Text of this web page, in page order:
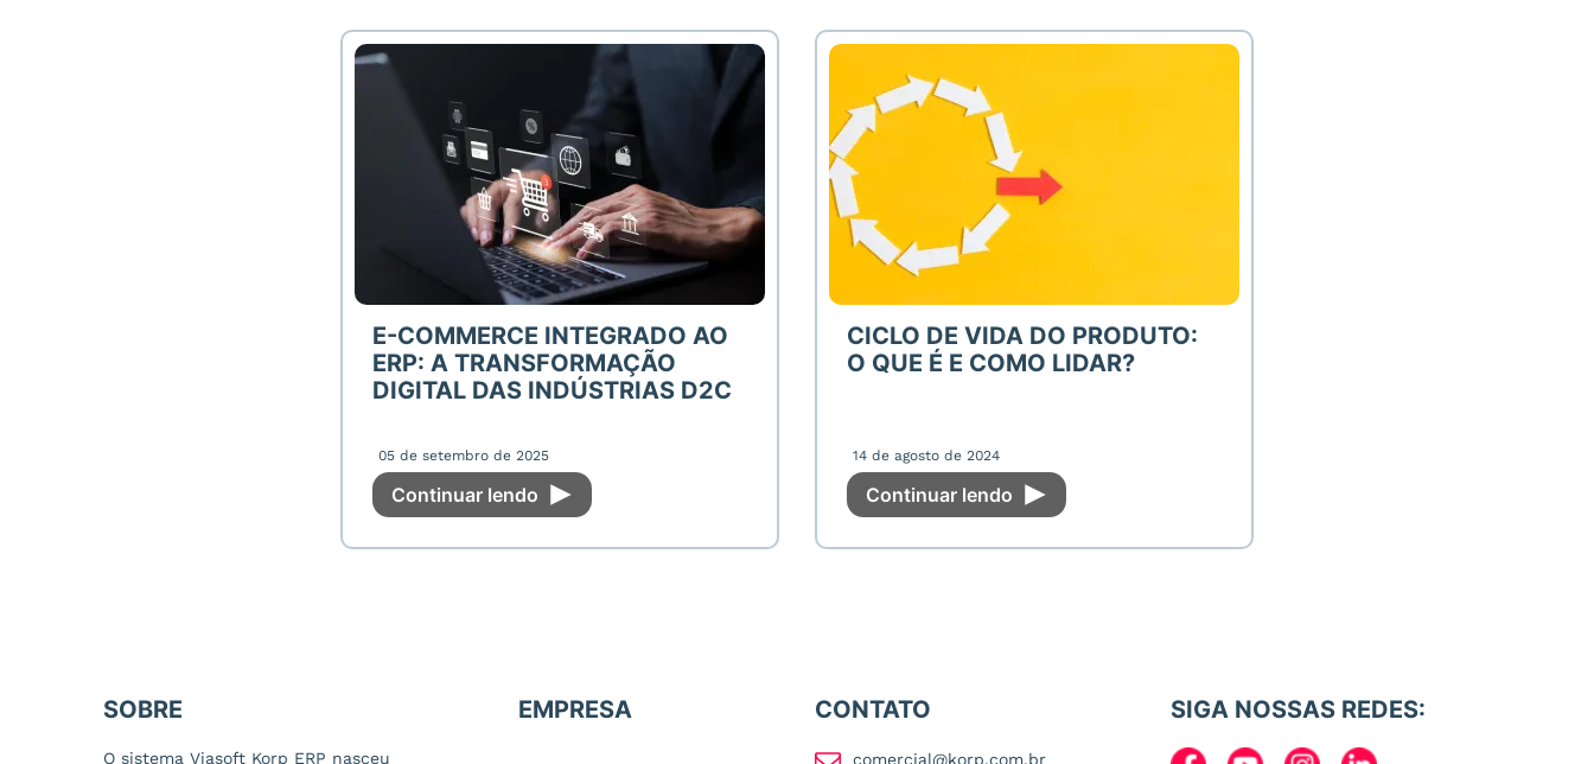
E-COMMERCE INTEGRADO AO
ERP: A TRANSFORMAÇÃO
DIGITAL DAS INDÚSTRIAS D2C
05 de setembro de 2025
Continuar lendo
CICLO DE VIDA DO PRODUTO:
O QUE É E COMO LIDAR?
14 de agosto de 2024
Continuar lendo
SOBRE
O sistema Viasoft Korp ERP nasceu
EMPRESA CONTATO
comercial@korp.com.br
SIGA NOSSAS REDES: